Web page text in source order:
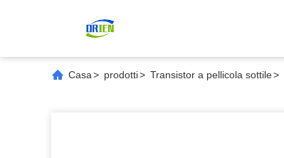
Casa> prodotti> Transistor a pellicola sottile>